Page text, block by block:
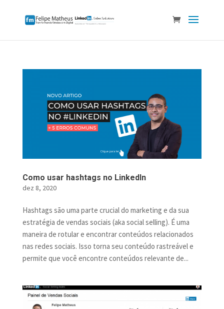
Como usar hashtags no LinkedIn
dez 8, 2020
Hashtags são uma parte crucial do marketing e da sua
estratégia de vendas sociais (aka social selling). É uma
maneira de rotular e encontrar conteúdos relacionados
nas redes sociais. Isso torna seu conteúdo rastreável e
permite que você encontre conteúdos relevante de...